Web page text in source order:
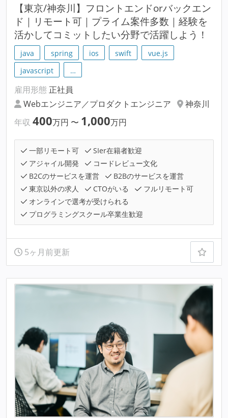
【東京/神奈川】フロントエンドorバックエン
ド｜リモート可｜プライム案件多数｜経験を
活かしてコミットしたい分野で活躍しよう！
java spring ios swift
vue.js
javascript
…
雇用形態 正社員
Webエンジニア／プロダクトエンジニア
神奈川
年収 400万円 〜 1,000万円
一部リモート可
SIer在籍者歓迎
アジャイル開発
コードレビュー文化
B2Cのサービスを運営
B2Bのサービスを運営
東京以外の求人
CTOがいる
フルリモート可
オンラインで選考が受けられる
プログラミングスクール卒業生歓迎
5ヶ月前更新